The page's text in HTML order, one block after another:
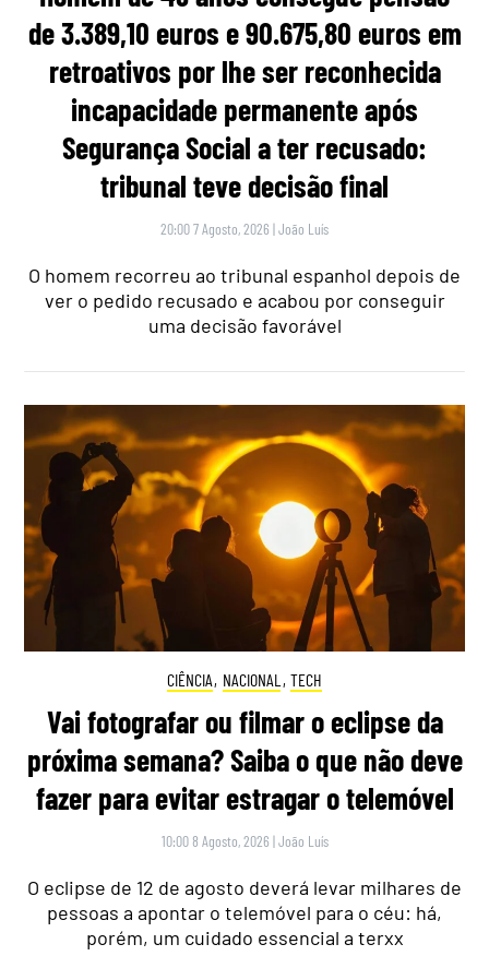
de 3.389,10 euros e 90.675,80 euros em
retroativos por lhe ser reconhecida
incapacidade permanente após
Segurança Social a ter recusado:
tribunal teve decisão final
20:00 7 Agosto, 2026 |João Luís
O homem recorreu ao tribunal espanhol depois de
ver o pedido recusado e acabou por conseguir
uma decisão favorável
CIÊNCIA, NACIONAL , TECH
Vai fotografar ou filmar o eclipse da
próxima semana? Saiba o que não deve
fazer para evitar estragar o telemóvel
10:00 8 Agosto, 2026 |João Luís
O eclipse de 12 de agosto deverá levar milhares de
pessoas a apontar o telemóvel para o céu: há,
porém, um cuidado essencial a terxx